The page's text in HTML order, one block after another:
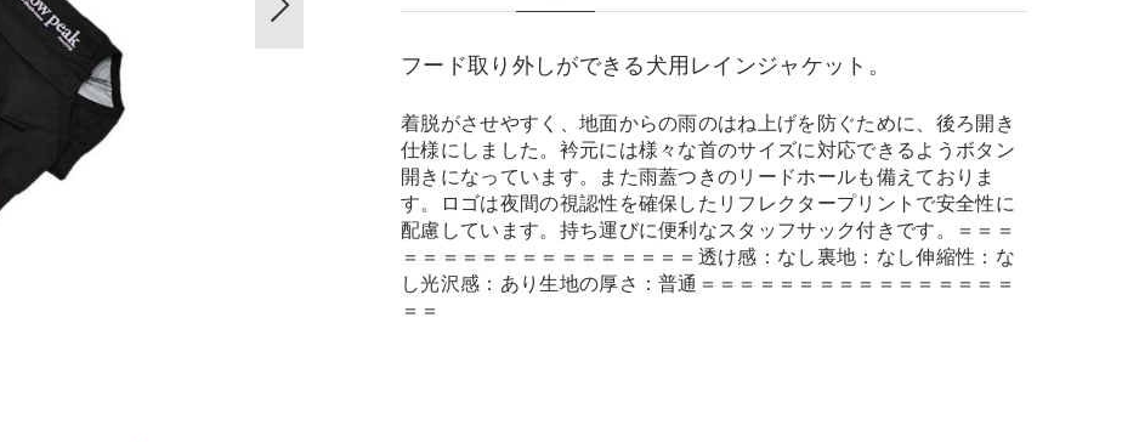
フード取り外しができる犬用レインジャケット。
着脱がさせやすく、地面からの雨のはね上げを防ぐために、後ろ開き
仕様にしました。衿元には様々な首のサイズに対応できるようボタン
開きになっています。また雨蓋つきのリードホールも備えておりま
す。ロゴは夜間の視認性を確保したリフレクタープリントで安全性に
配慮しています。持ち運びに便利なスタッフサック付きです。＝＝＝
＝＝＝＝＝＝＝＝＝＝＝＝＝＝＝透け感：なし裏地：なし伸縮性：な
し光沢感：あり生地の厚さ：普通＝＝＝＝＝＝＝＝＝＝＝＝＝＝＝＝
＝＝